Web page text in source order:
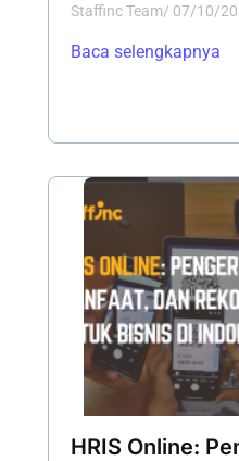
Staffinc Team/ 07/10/
Baca selengkapnya
HRIS Online: